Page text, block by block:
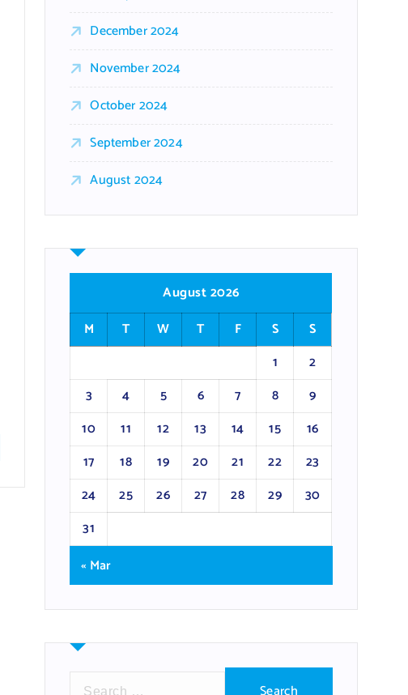
December 2024
November 2024
October 2024
September 2024
August 2024
August 2026
M
T W T F S
S
1
2
3
4 5 6 7 8
9
10
11 12 13 14 15
16
17
18 19 20 21 22
23
24
25 26 27 28 29
30
31
« Mar